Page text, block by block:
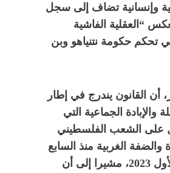
وإنسانية تضاف إلى سجل
“العقلية الفاشية
تحكم حكومة نتنياهو وبن
أن القانون يندرج في إطار
والإبادة الجماعية التي
على الشعب الفلسطيني
الغربية منذ السابع
من تشرين الأول 2023، مشيرا إلى أن